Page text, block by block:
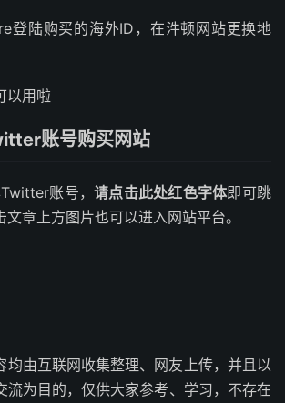
登陆购买的海外ID，在汼顿网站更换地
以用啦
账号购买网站
账号，请点击此处红色字体即可跳
章上方图片也可以进入网站平台。
均由互联网收集整理、网友上传，并且以
流为目的，仅供大家参考、学习，不存在